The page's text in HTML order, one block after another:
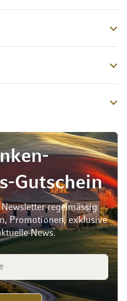
Gutschein
regelmässig
Promotionen, exklusive
News.